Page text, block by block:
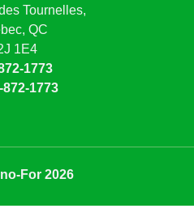
Tournelles,
QC
1E4
1773
872-1773
For 2026